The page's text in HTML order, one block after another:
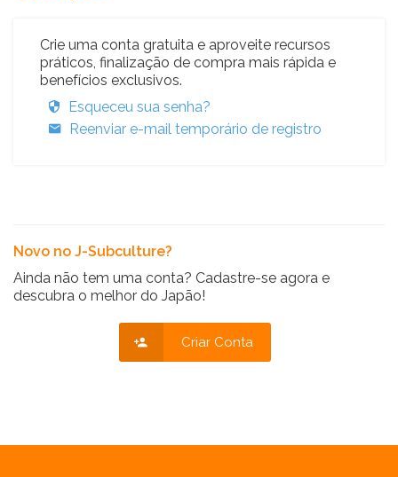
Crie uma conta gratuita e aproveite recursos
práticos, finalização de compra mais rápida e
benefícios exclusivos.
Esqueceu sua senha?
Reenviar e-mail temporário de registro
Novo no J-Subculture?
Ainda não tem uma conta? Cadastre-se agora e
descubra o melhor do Japão!
Criar Conta